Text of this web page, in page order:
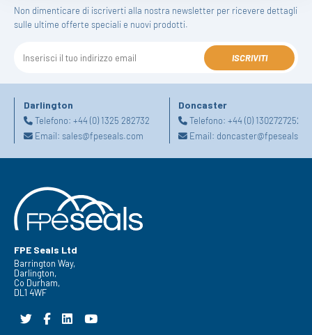
Non dimenticare di iscriverti alla nostra newsletter per ricevere dettagli
sulle ultime offerte speciali e nuovi prodotti.
ISCRIVITI
Darlington
Telefono: +44 (0) 1325 282732
Email: sales@fpeseals.com
Doncaster
Telefono:+44 (0) 1302727252
Email:
FPE Seals Ltd
Barrington Way,
Darlington,
Co Durham,
DL1 4WF